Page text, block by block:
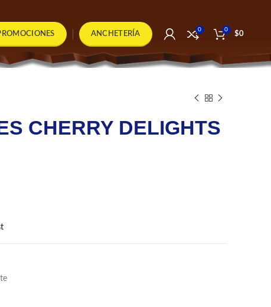
ANCHETERÍA
0 0
$0
CHERRY DELIGHTS